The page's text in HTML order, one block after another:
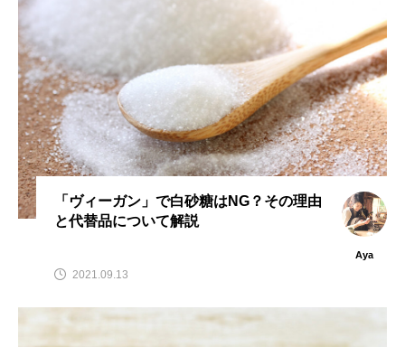
「ヴィーガン」で白砂糖はNG？その理由
と代替品について解説
Aya
2021.09.13